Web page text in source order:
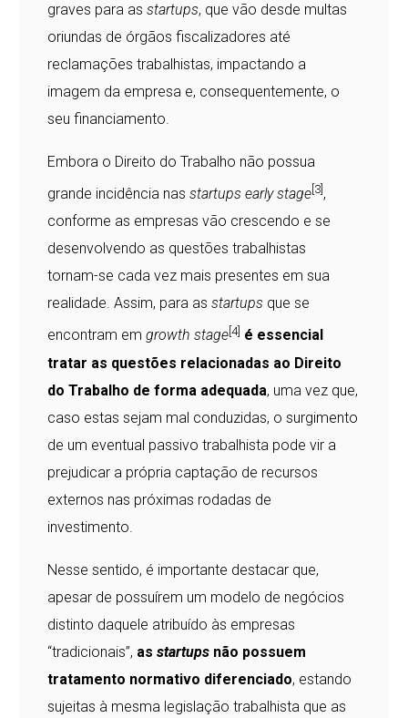
graves para asstartups, que vão desde multas
oriundas de órgãos fiscalizadores até
reclamações trabalhistas, impactando a
imagem da empresa e, consequentemente, o
seu financiamento.
Embora o Direito do Trabalho não possua
grande incidência nasstartups early stage [3] ,
conforme as empresas vão crescendo e se
desenvolvendo as questões trabalhistas
tornam-se cada vez mais presentes em sua
realidade. Assim, para as startups que se
encontram emgrowth stage[4] é essencial
tratar as questões relacionadas ao Direito
do Trabalho de forma adequada, uma vez que,
caso estas sejam mal conduzidas, o surgimento
de um eventual passivo trabalhista pode vir a
prejudicar a própria captação de recursos
externos nas próximas rodadas de
investimento.
Nesse sentido, é importante destacar que,
apesar de possuírem um modelo de negócios
distinto daquele atribuído às empresas
“tradicionais”, asstartups não possuem
tratamento normativo diferenciado, estando
sujeitas à mesma legislação trabalhista que as